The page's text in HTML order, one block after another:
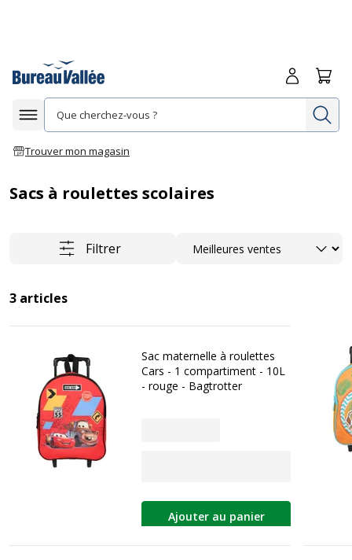
Afficher la navigation
Trouver mon magasin
Me
Sacs à roulettes scolaires
Filtrer Trier
3 articles
Sac maternelle à roulettes
Cars - 1 compartiment - 10L
- rouge - Bagtrotter
Ajouter au panier